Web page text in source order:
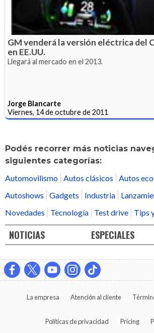
GM venderá la versión eléctrica del
en EE.UU.
Llegará al mercado en el 2013.
Jorge Blancarte
Viernes, 14 de octubre de 2011
Podés recorrer más noticias
siguientes categorías:
Automovilismo
Autos clásicos
Autos
Autoshows
Gadgets Industria
Novedades
Tecnología Test drive Tips
NOTICIAS ESPECIALES
La empresa Atención al cliente
Políticas de privacidad Pricing